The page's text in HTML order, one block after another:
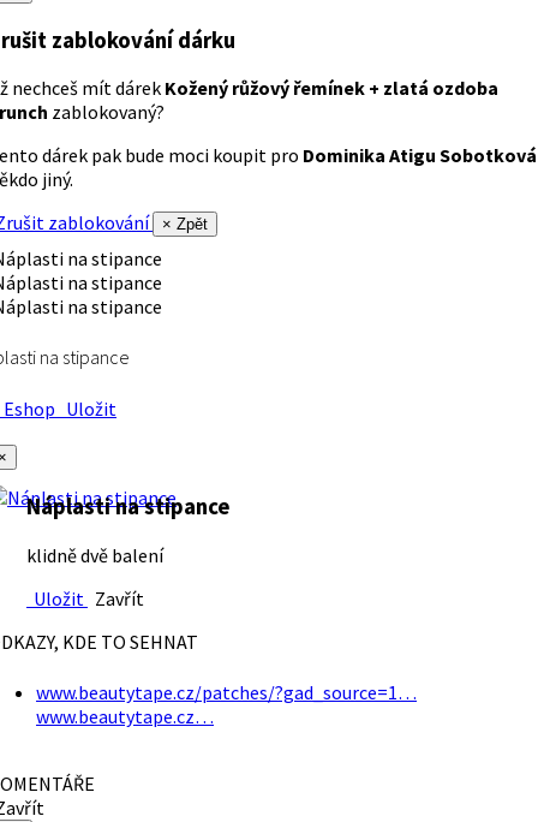
zablokování dárku
nechceš mít dárek Kožený růžový řemínek + zlatá ozdoba
zablokovaný?
dárek pak bude moci koupit pro Dominika Atigu Sobotková
jiný.
zablokování
× Zpět
na stipance
Uložit
Náplasti na stipance
klidně dvě balení
Uložit Zavřít
KDE TO SEHNAT
www.beautytape.cz/patches/?gad_source=1…
www.beautytape.cz…